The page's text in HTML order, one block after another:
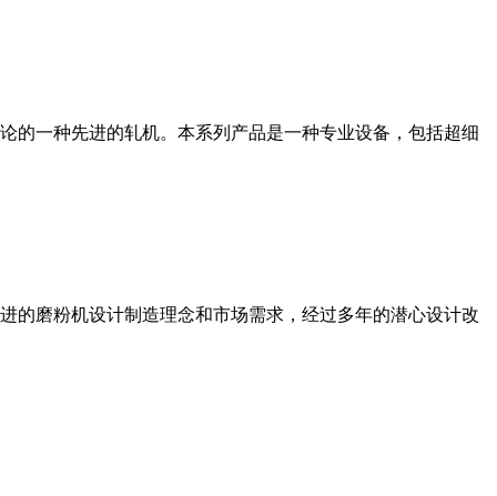
的一种先进的轧机。本系列产品是一种专业设备，包括超细
的磨粉机设计制造理念和市场需求，经过多年的潜心设计改